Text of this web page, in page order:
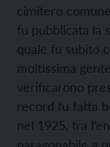
cimitero
fu pubblicata la
quale fu subito
moltissima
verificarono
record fu fatta
nel 1925, tra